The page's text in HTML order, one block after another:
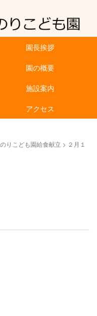
園長挨拶
園の概要
施設案内
アクセス
りこども園給食献立 > ２月１